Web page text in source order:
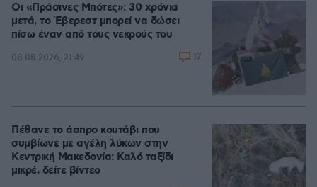
Οι «Πράσινες Μπότες»: 30 χρόνια
μετά, το Έβερεστ μπορεί να δώσει
πίσω έναν από τους νεκρούς του
08.08.2026, 21:49 17
Πέθανε το άσπρο κουτάβι που
συμβίωνε με αγέλη λύκων στην
Κεντρική Μακεδονία: Καλό ταξίδι
μικρέ, δείτε βίντεο